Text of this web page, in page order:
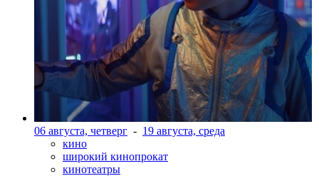
06 августа, четверг - 19 августа, среда
кино
широкий кинопрокат
кинотеатры